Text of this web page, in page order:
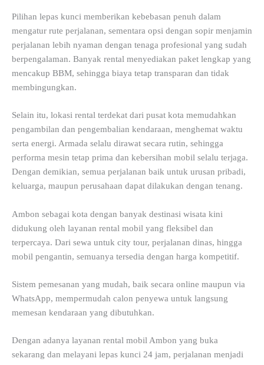
Pilihan lepas kunci memberikan kebebasan penuh dalam
mengatur rute perjalanan, sementara opsi dengan sopir menjamin
perjalanan lebih nyaman dengan tenaga profesional yang sudah
berpengalaman. Banyak rental menyediakan paket lengkap yang
mencakup BBM, sehingga biaya tetap transparan dan tidak
membingungkan.
Selain itu, lokasi rental terdekat dari pusat kota memudahkan
pengambilan dan pengembalian kendaraan, menghemat waktu
serta energi. Armada selalu dirawat secara rutin, sehingga
performa mesin tetap prima dan kebersihan mobil selalu terjaga.
Dengan demikian, semua perjalanan baik untuk urusan pribadi,
keluarga, maupun perusahaan dapat dilakukan dengan tenang.
Ambon sebagai kota dengan banyak destinasi wisata kini
didukung oleh layanan rental mobil yang fleksibel dan
terpercaya. Dari sewa untuk city tour, perjalanan dinas, hingga
mobil pengantin, semuanya tersedia dengan harga kompetitif.
Sistem pemesanan yang mudah, baik secara online maupun via
WhatsApp, mempermudah calon penyewa untuk langsung
memesan kendaraan yang dibutuhkan.
Dengan adanya layanan rental mobil Ambon yang buka
sekarang dan melayani lepas kunci 24 jam, perjalanan menjadi